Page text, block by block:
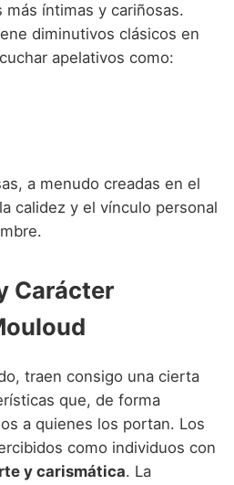
íntimas y cariñosas.
diminutivos clásicos en
apelativos como:
a menudo creadas en el
calidez y el vínculo personal
Carácter
traen consigo una cierta
que, de forma
a quienes los portan. Los
como individuos con
y carismática. La